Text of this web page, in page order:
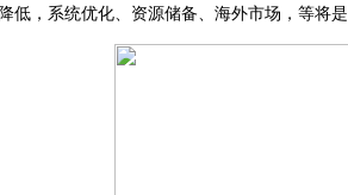
低，系统优化、资源储备、海外市场，等将